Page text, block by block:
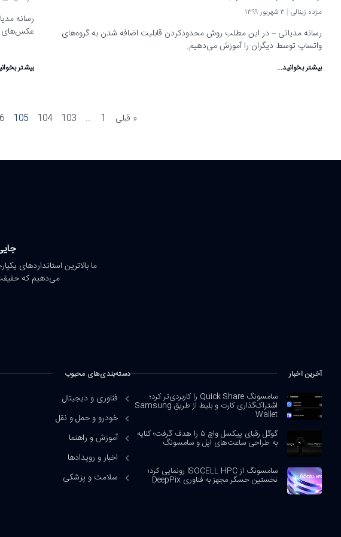
مژده زینالی ۳ شهریور ۱۳۹۹
رسانه مدیاتی – در این مطلب روش محدودکردن قابلیت اضافه شدن به گروه‌های
واتساپ توسط دیگران را آموزش می‌دهیم.
بیشتر بخوانید...
رسانه
عکس‌های
بیشتر
« قبلی 1
…
103
104
105
ما بالاترین استانداردهای
می‌دهیم که
آخرین اخبار
سامسونگ Quick Share را کاربردی‌تر کرد؛
اشتراک‌گذاری کارت و بلیط از طریق Samsung
Wallet
گوگل رقبای پیکسل واچ ۵ را هدف گرفت؛ کنایه
به طراحی ساعت‌های اپل و سامسونگ
سامسونگ از ISOCELL HPC رونمایی کرد؛
نخستین حسگر مجهز به فناوری DeepPix
دسته‌بندی‌های محبوب
فناوری و دیجیتال
خودرو و حمل و نقل
آموزش و راهنما
اخبار و رویدادها
سلامت و پزشکی